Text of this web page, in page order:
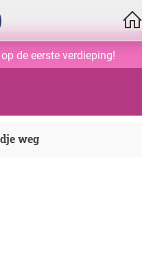
de eerste verdieping!
weg